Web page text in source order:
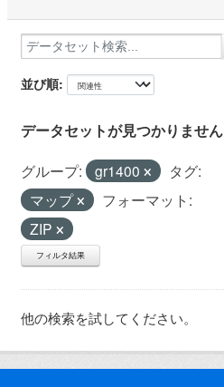
並び順
データセットが見つかりません
グループ: gr1400
タグ:
マップ
フォーマット:
ZIP
フィルタ結果
他の検索を試してください。